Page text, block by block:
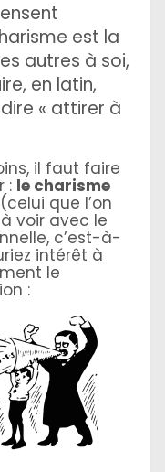
est la
autres à soi,
en latin,
« attirer à
il faut faire
: le charisme
que l’on
voir avec le
c’est-à-
intérêt à
le
: